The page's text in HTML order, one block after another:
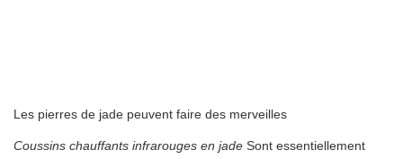
Les pierres de jade peuvent faire des merveilles
Coussins chauffants infrarouges en jade Sont essentiellement